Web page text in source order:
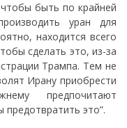
быть по крайней
уран для
находится всего
сделать это, из-за
Трампа. Тем не
Ирану приобрести
предпочитают
это”.